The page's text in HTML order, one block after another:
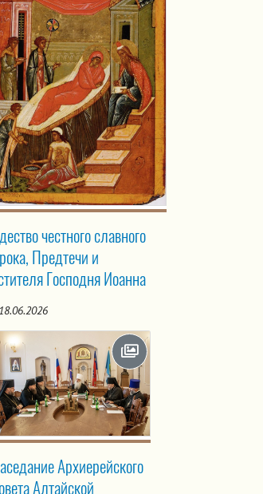
честного славного
Предтечи и
Господня Иоанна
18.06.2026
Архиерейского
Алтайской